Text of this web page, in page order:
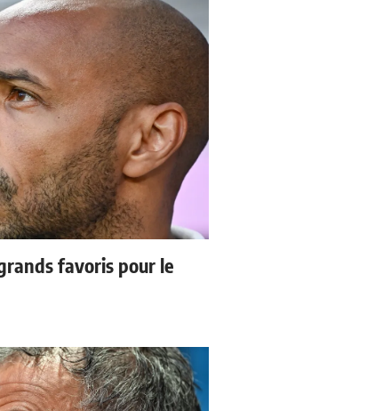
favoris pour le